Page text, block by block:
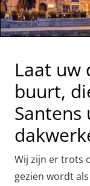
Laat uw
buurt,
Santens
Wij zijn er trots
gezien wordt